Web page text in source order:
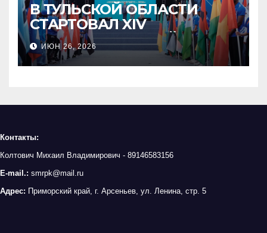
В ТУЛЬСКОЙ ОБЛАСТИ
СТАРТОВАЛ XIV
МЕЖДУНАРОДНЫЙ
МОЛОДЁЖНЫЙ
ПРОМЫШЛЕННЫЙ ФОРУМ
ИЮН 26, 2026
Контакты:
Колтович Михаил Владимирович - 89146583156
E-mail.: smrpk@mail.ru
Адрес: Приморский край, г. Арсеньев, ул. Ленина, стр. 5